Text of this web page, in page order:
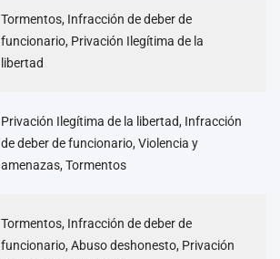
Tormentos, Infracción de deber de
funcionario, Privación Ilegítima de la
libertad
Privación Ilegítima de la libertad, Infracción
de deber de funcionario, Violencia y
amenazas, Tormentos
Tormentos, Infracción de deber de
funcionario, Abuso deshonesto, Privación